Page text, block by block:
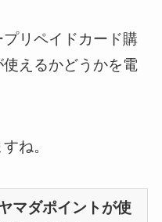
リペイドカード購
えるかどうかを電
ね。
マダポイントが使